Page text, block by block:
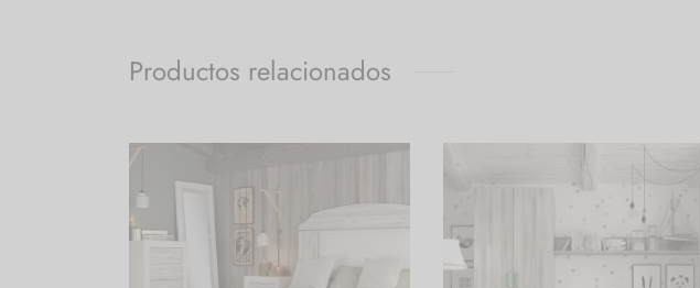
Productos relacionados